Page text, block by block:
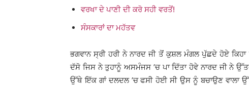
ਵਰਖਾ ਦੇ ਪਾਣੀ ਦੀ ਕਰੋ ਸਹੀ ਵਰਤੋਂ!
ਸੰਸਕਾਰਾਂ ਦਾ ਮਹੱਤਵ
ਭਗਵਾਨ ਸ੍ਰੀ ਹਰੀ ਨੇ ਨਾਰਦ ਜੀ ਤੋਂ ਕੁਸ਼ਲ ਮੰਗਲ ਪੁੱਛਦੇ ਹੋਏ
ਦੱਸੋ ਜਿਸ ਨੇ ਤੁਹਾਨੂੰ ਅਸਮੰਜਸ ’ਚ ਪਾ ਦਿੱਤਾ ਹੋਵੇ ਨਾਰਦ ਜੀ ਨੇ
ਉੱਥੇ ਇੱਕ ਗਾਂ ਦਲਦਲ ’ਚ ਫਸੀ ਹੋਈ ਸੀ ਉਸ ਨੂੰ ਬਚਾਉਣ